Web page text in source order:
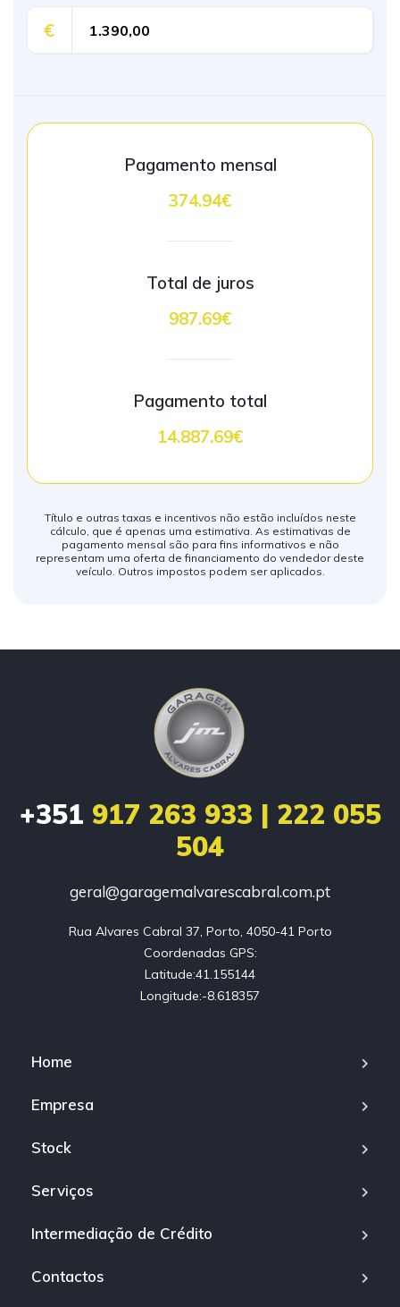
€
Pagamento mensal
374.94€
Total de juros
987.69€
Pagamento total
14.887.69€
Título e outras taxas e incentivos não estão incluídos neste
cálculo, que é apenas uma estimativa. As estimativas de
pagamento mensal são para fins informativos e não
representam uma oferta de financiamento do vendedor deste
veículo. Outros impostos podem ser aplicados.
+351 917 263 933 | 222 055
504
geral@garagemalvarescabral.com.pt
Rua Alvares Cabral 37, Porto, 4050-41 Porto
Coordenadas GPS:
Latitude:41.155144
Longitude:-8.618357
Home
Empresa
Stock
Serviços
Intermediação de Crédito
Contactos